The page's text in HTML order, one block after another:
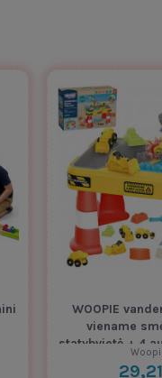
WOOPIE
viename
statybvietė + 4
vnt.